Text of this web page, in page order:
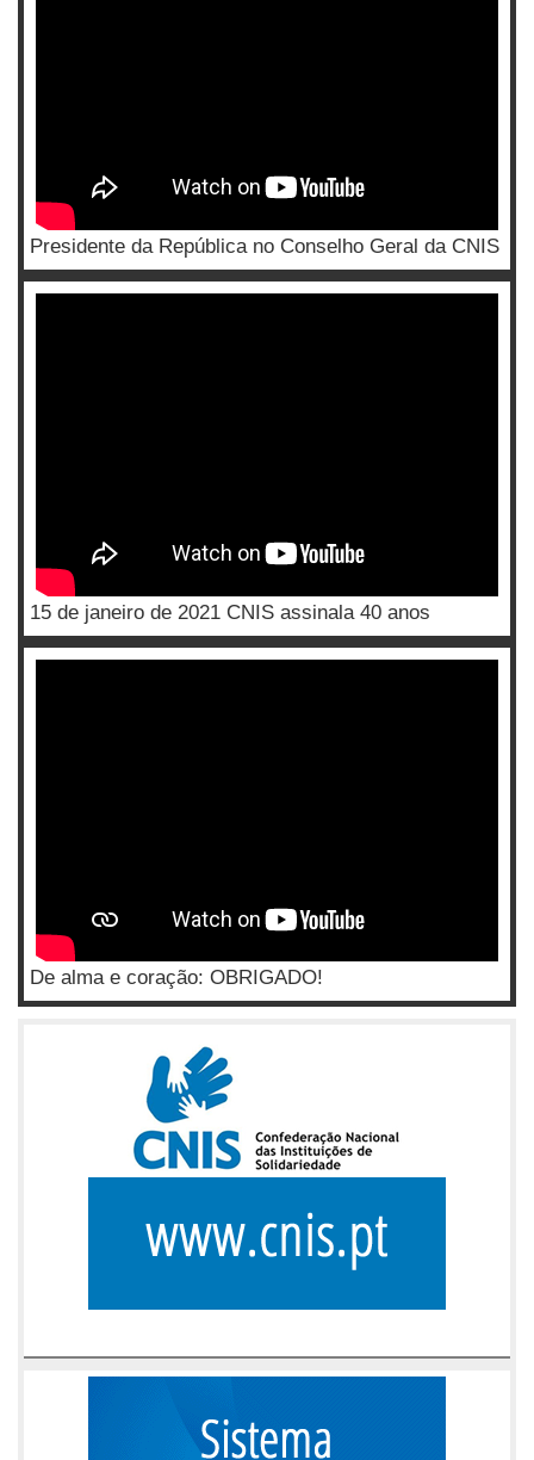
Presidente da República no Conselho Geral da CNIS
15 de janeiro de 2021 CNIS assinala 40 anos
De alma e coração: OBRIGADO!